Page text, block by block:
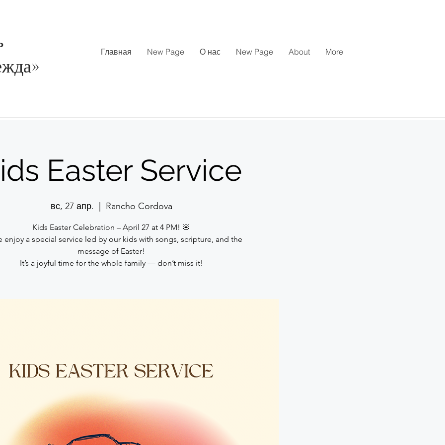
»
Главная New Page О нас New Page About More
Easter Service
вс, 27 апр. Rancho Cordova
Kids Easter Celebration – April 27 at 4 PM! 🌸
enjoy a special service led by our kids with songs, scripture, and the
message of Easter!
It’s a joyful time for the whole family — don’t miss it!